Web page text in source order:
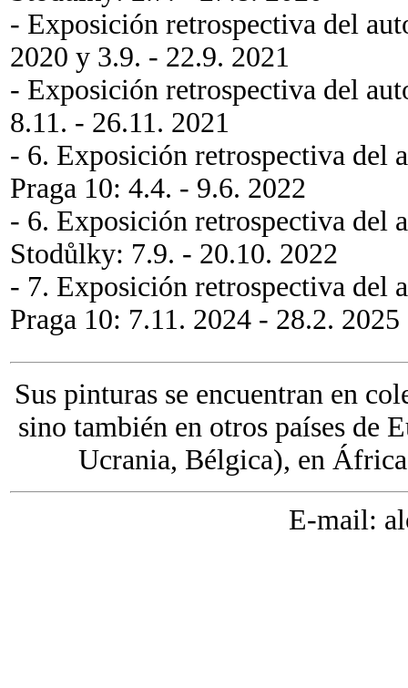
- Exposición retrospectiva del
2020 y 3.9. - 22.9. 2021
- Exposición retrospectiva del
8.11. - 26.11. 2021
- 6. Exposición retrospectiva del
Praga 10: 4.4. - 9.6. 2022
- 6. Exposición retrospectiva del
Stodůlky: 7.9. - 20.10. 2022
- 7. Exposición retrospectiva del
Praga 10: 7.11. 2024 - 28.2. 2025
Sus pinturas se encuentran en
sino también en otros países de
Ucrania, Bélgica), en
E-mail: